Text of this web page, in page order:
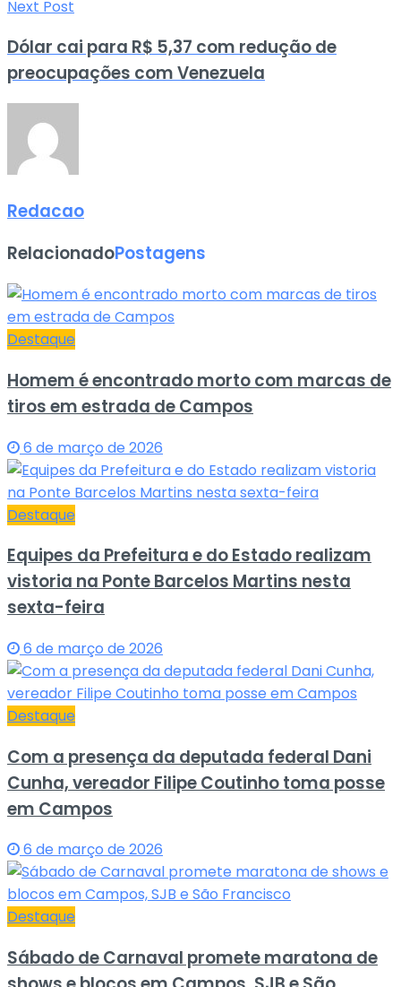
Next Post
Dólar cai para R$ 5,37 com redução de
preocupações com Venezuela
Redacao
RelacionadoPostagens
Destaque
Homem é encontrado morto com marcas de
tiros em estrada de Campos
6 de março de 2026
Destaque
Equipes da Prefeitura e do Estado realizam
vistoria na Ponte Barcelos Martins nesta
sexta-feira
6 de março de 2026
Destaque
Com a presença da deputada federal Dani
Cunha, vereador Filipe Coutinho toma posse
em Campos
6 de março de 2026
Destaque
Sábado de Carnaval promete maratona de